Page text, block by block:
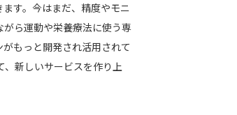
す。今はまだ、精度やモニ
ら運動や栄養療法に使う専
もっと開発され活用されて
、新しいサービスを作り上